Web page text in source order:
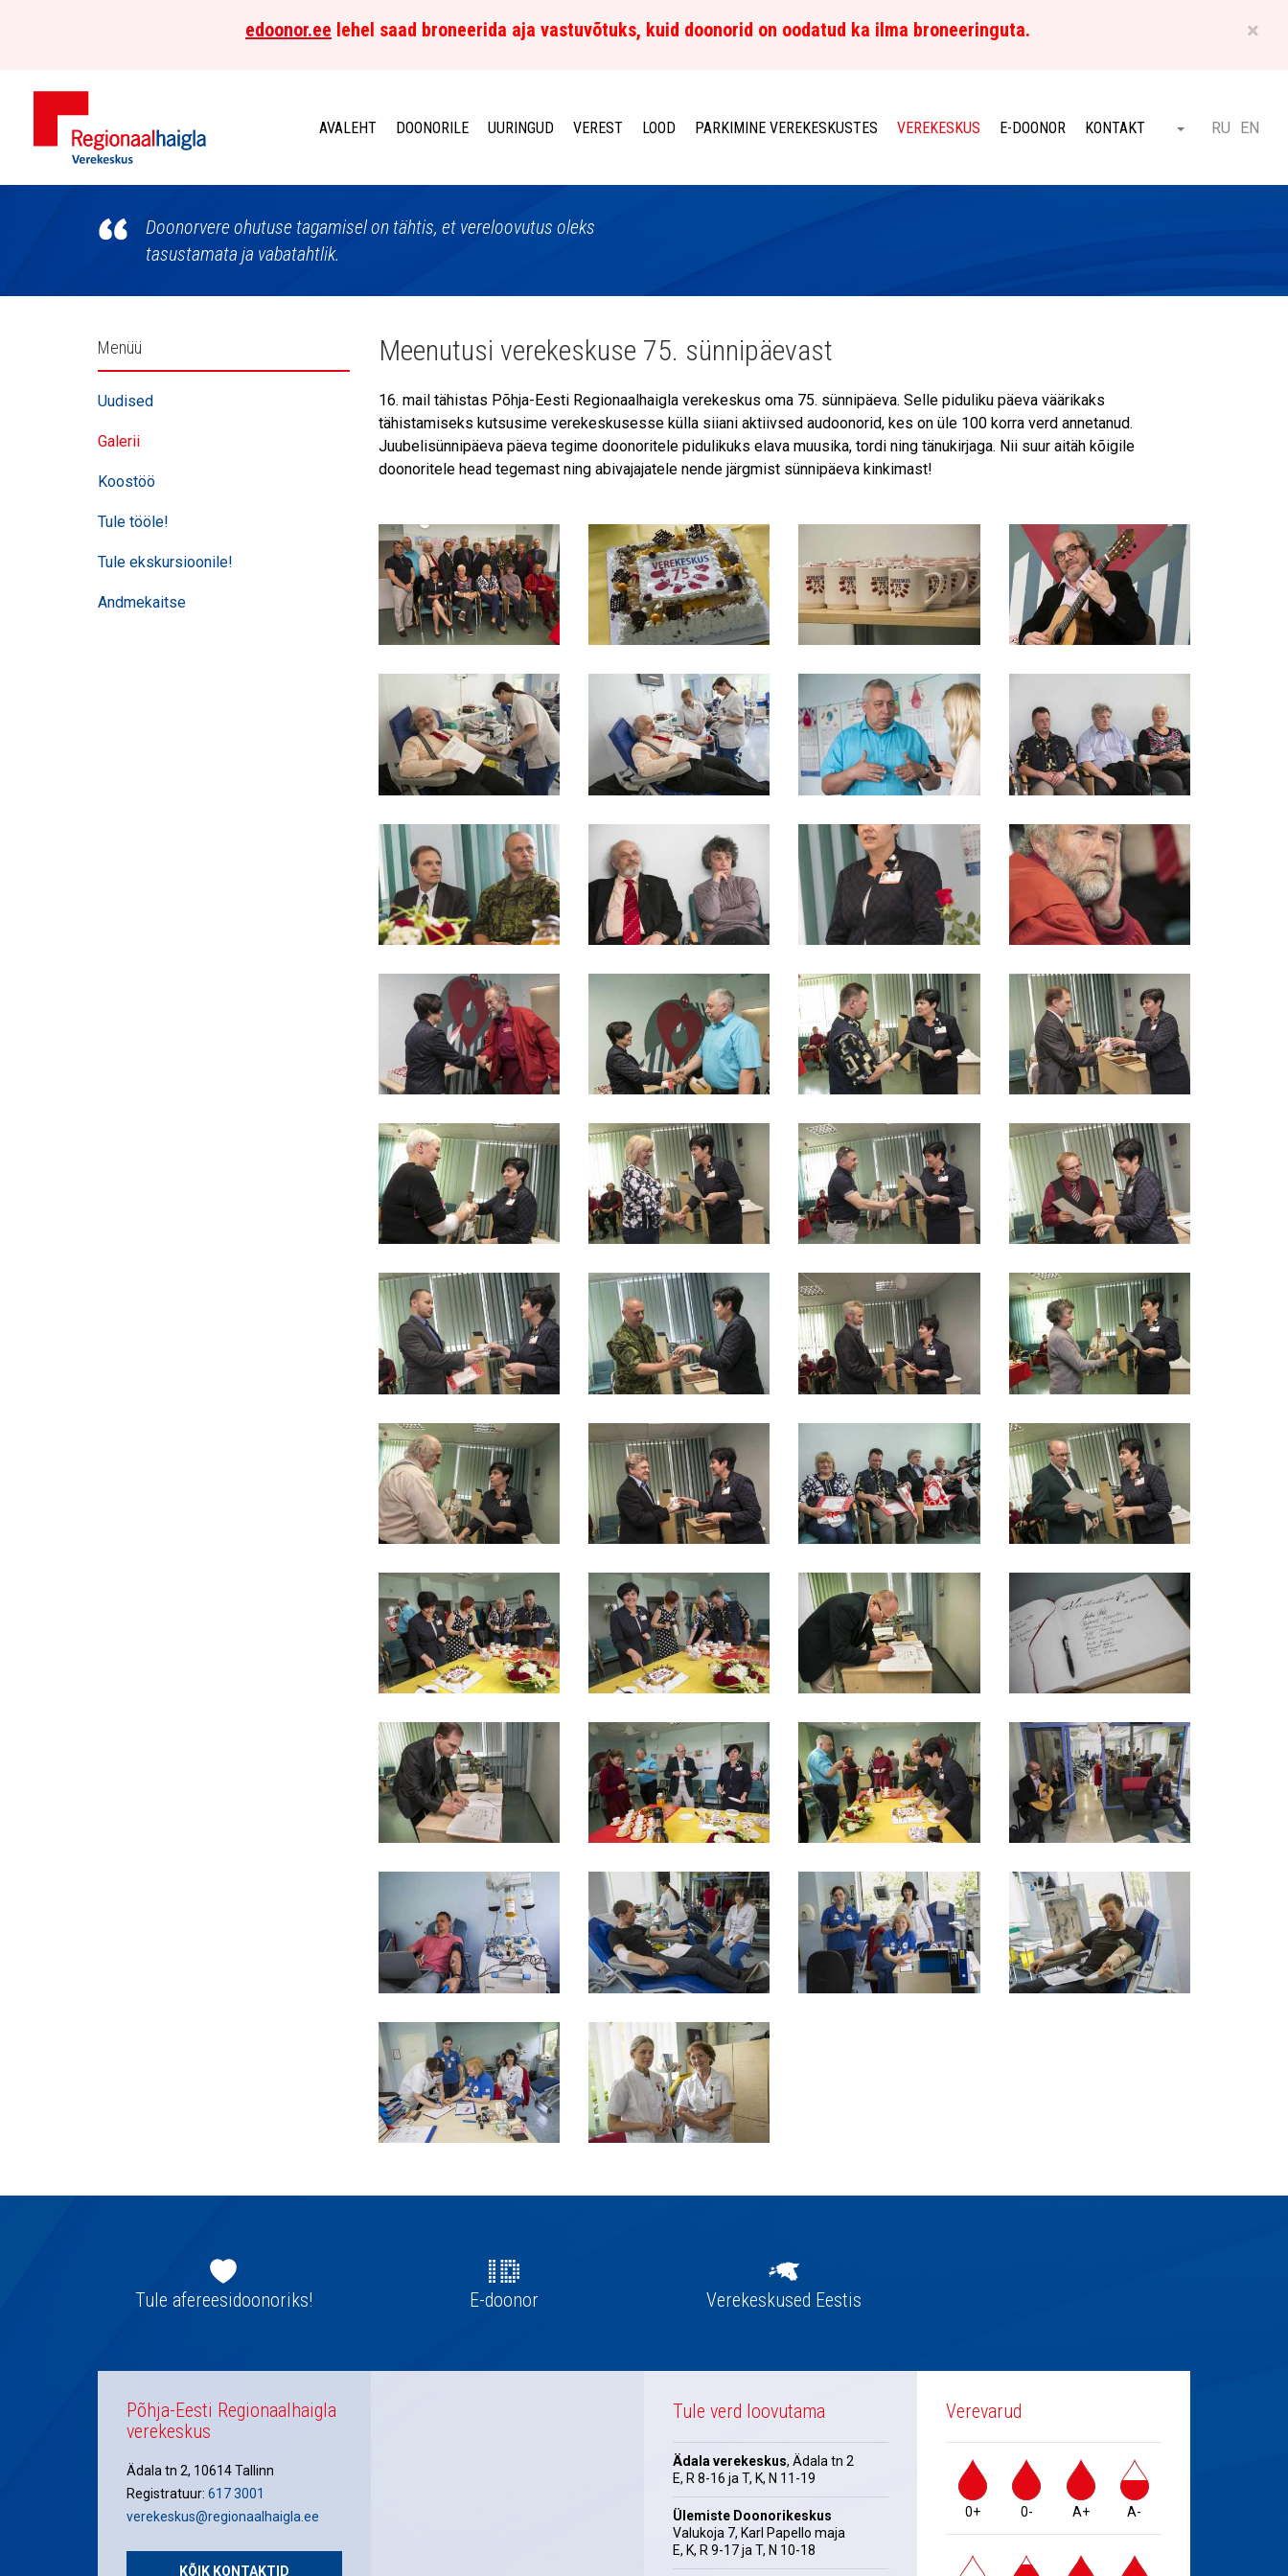
×
edoonor.ee lehel saad broneerida aja vastuvõtuks, kuid doonorid on oodatud ka ilma broneeringuta.
Põhja-
AVALEHT DOONORILE UURINGUD VEREST LOOD PARKIMINE VEREKESKUSTES VEREKESKUS E-DOONOR KONTAKT Otsi ET
RU EN
Doonorvere ohutuse tagamisel on tähtis, et vereloovutus oleks
tasustamata ja vabatahtlik.
Külgpaani
navigatsioon
Menüü
Uudised
Galerii
Koostöö
Tule tööle!
Tule ekskursioonile!
Andmekaitse
Meenutusi verekeskuse 75. sünnipäevast
16. mail tähistas Põhja-Eesti Regionaalhaigla verekeskus oma 75. sünnipäeva. Selle piduliku päeva väärikaks
tähistamiseks kutsusime verekeskusesse külla siiani aktiivsed audoonorid, kes on üle 100 korra verd annetanud.
Juubelisünnipäeva päeva tegime doonoritele pidulikuks elava muusika, tordi ning tänukirjaga. Nii suur aitäh kõigile
doonoritele head tegemast ning abivajajatele nende järgmist sünnipäeva kinkimast!
navigatsioonTule afereesidoonoriks! E-doonor Verekeskused Eestis
Põhja-Eesti Regionaalhaigla
verekeskus
Ädala tn 2, 10614 Tallinn
Registratuur: 617 3001
verekeskus@regionaalhaigla.ee
KÕIK KONTAKTID
Tule verd loovutama
Ädala verekeskus, Ädala tn 2
E, R 8-16 ja T, K, N 11-19
Ülemiste Doonorikeskus
Valukoja 7, Karl Papello maja
E, K, R 9-17 ja T, N 10-18
Verevarud
0+ 0- A+ A-